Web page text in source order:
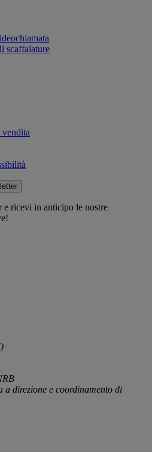
scaffalature
e ricevi in anticipo le nostre
a direzione e coordinamento di